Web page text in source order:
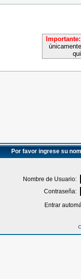
Importante:
Por favor ingrese su
Nombre de Usuario:
Contraseña:
Entrar